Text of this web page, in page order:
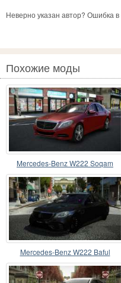
Неверно указан автор? Ошибка
Похожие моды
Mercedes-Benz W222 Soqam
Mercedes-Benz W222 Baful